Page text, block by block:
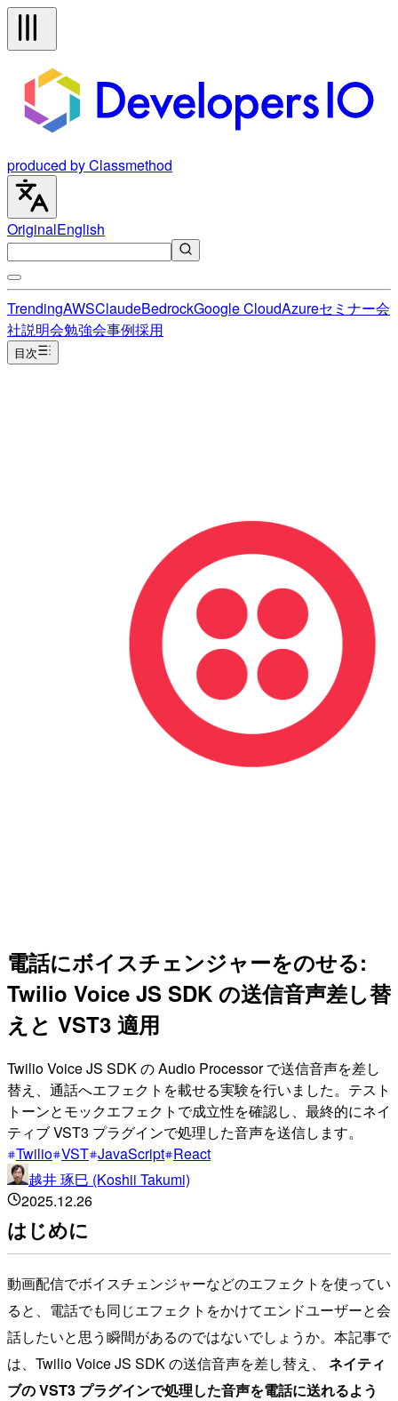
produced by Classmethod
OriginalEnglish
TrendingAWSClaudeBedrockGoogle CloudAzureセミナー会
社説明会勉強会事例採用
目次
電話にボイスチェンジャーをのせる:
Twilio Voice JS SDK の送信音声差し替
えと VST3 適用
Twilio Voice JS SDK の Audio Processor で送信音声を差し
替え、通話へエフェクトを載せる実験を行いました。テスト
トーンとモックエフェクトで成立性を確認し、最終的にネイ
ティブ VST3 プラグインで処理した音声を送信します。
Twilio VST JavaScript React
越井 琢巳 (Koshii Takumi)
2025.12.26
はじめに
動画配信でボイスチェンジャーなどのエフェクトを使ってい
ると、電話でも同じエフェクトをかけてエンドユーザーと会
話したいと思う瞬間があるのではないでしょうか。本記事で
は、Twilio Voice JS SDK の送信音声を差し替え、 ネイティ
ブの VST3 プラグインで処理した音声を電話に送れるよう